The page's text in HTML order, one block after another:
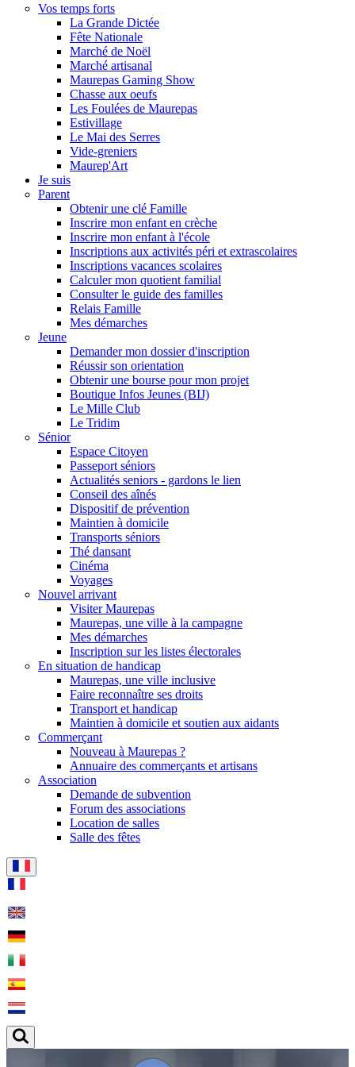
Vos temps forts
La Grande Dictée
Fête Nationale
Marché de Noël
Marché artisanal
Maurepas Gaming Show
Chasse aux oeufs
Les Foulées de Maurepas
Estivillage
Le Mai des Serres
Vide-greniers
Maurep'Art
Je suis
Parent
Obtenir une clé Famille
Inscrire mon enfant en crèche
Inscrire mon enfant à l'école
Inscriptions aux activités péri et extrascolaires
Inscriptions vacances scolaires
Calculer mon quotient familial
Consulter le guide des familles
Relais Famille
Mes démarches
Jeune
Demander mon dossier d'inscription
Réussir son orientation
Obtenir une bourse pour mon projet
Boutique Infos Jeunes (BIJ)
Le Mille Club
Le Tridim
Sénior
Espace Citoyen
Passeport séniors
Actualités seniors - gardons le lien
Conseil des aînés
Dispositif de prévention
Maintien à domicile
Transports séniors
Thé dansant
Cinéma
Voyages
Nouvel arrivant
Visiter Maurepas
Maurepas, une ville à la campagne
Mes démarches
Inscription sur les listes électorales
En situation de handicap
Maurepas, une ville inclusive
Faire reconnaître ses droits
Transport et handicap
Maintien à domicile et soutien aux aidants
Commerçant
Nouveau à Maurepas ?
Annuaire des commerçants et artisans
Association
Demande de subvention
Forum des associations
Location de salles
Salle des fêtes